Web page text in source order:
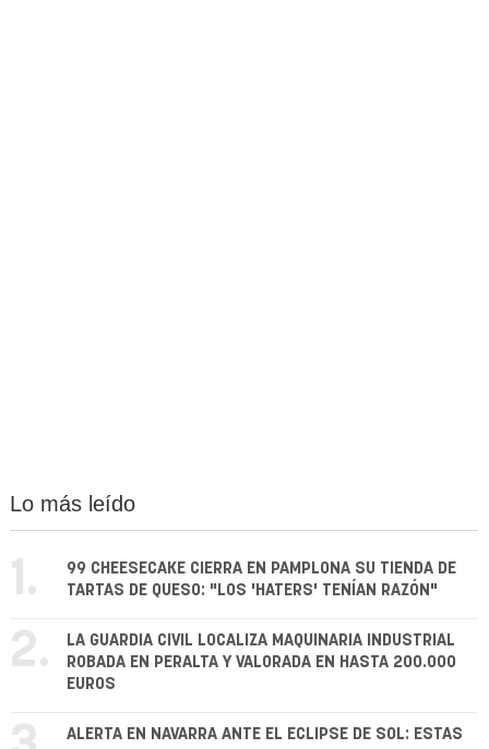
Lo más leído
1.
99 CHEESECAKE CIERRA EN PAMPLONA SU TIENDA DE
TARTAS DE QUESO: "LOS 'HATERS' TENÍAN RAZÓN"
2.
LA GUARDIA CIVIL LOCALIZA MAQUINARIA INDUSTRIAL
ROBADA EN PERALTA Y VALORADA EN HASTA 200.000
EUROS
ALERTA EN NAVARRA ANTE EL ECLIPSE DE SOL: ESTAS